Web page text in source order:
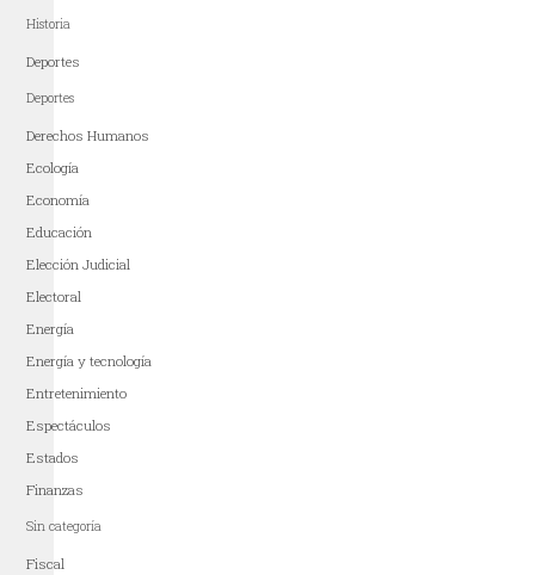
Historia
Deportes
Deportes
Derechos Humanos
Ecología
Economía
Educación
Elección Judicial
Electoral
Energía
Energía y tecnología
Entretenimiento
Espectáculos
Estados
Finanzas
Sin categoría
Fiscal